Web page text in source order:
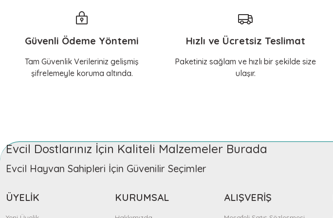
Güvenli Ödeme Yöntemi
Tam Güvenlik Verileriniz gelişmiş
şifrelemeyle koruma altında.
Hızlı ve Ücretsiz Teslimat
Paketiniz sağlam ve hızlı bir şekilde size
ulaşır.
Evcil Dostlarınız İçin Kaliteli Malzemeler Burada
Evcil Hayvan Sahipleri İçin Güvenilir Seçimler
ÜYELİK KURUMSAL ALIŞVERİŞ